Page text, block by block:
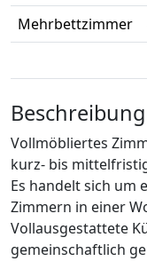
Mehrbettzimmer
Beschreibung
Vollmöbliertes
kurz- bis
Es handelt sich um
Zimmern in einer
Vollausgestattete
gemeinschaftlich